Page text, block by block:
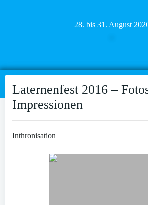
28. bis 31. August
Laternenfest 2016 –
Impressionen
Inthronisation